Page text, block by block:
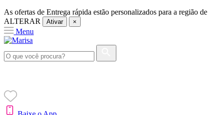
As ofertas de Entrega rápida estão personalizados para a região de
ALTERAR
Ativar ×
Menu